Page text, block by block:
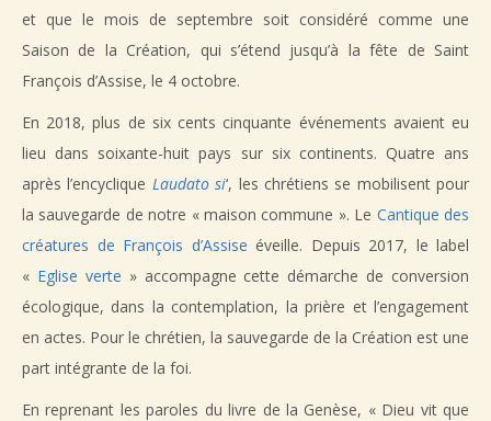
et que le mois de septembre soit considéré comme une
Saison de la Création, qui s’étend jusqu’à la fête de Saint
François d’Assise, le 4 octobre.
En 2018, plus de six cents cinquante événements avaient eu
lieu dans soixante-huit pays sur six continents. Quatre ans
après l’encyclique Laudato si‘, les chrétiens se mobilisent pour
la sauvegarde de notre « maison commune ». Le Cantique des
créatures de François d’Assise éveille. Depuis 2017, le label
« Eglise verte » accompagne cette démarche de conversion
écologique, dans la contemplation, la prière et l’engagement
en actes. Pour le chrétien, la sauvegarde de la Création est une
part intégrante de la foi.
En reprenant les paroles du livre de la Genèse, « Dieu vit que